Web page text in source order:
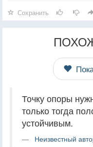
Сохранить
Точку опоры
только тогда
устойчивым.
Неизвестный